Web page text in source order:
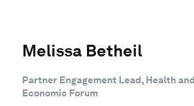
Melissa Betheil
Partner Engagement Lead, Health
Economic Forum